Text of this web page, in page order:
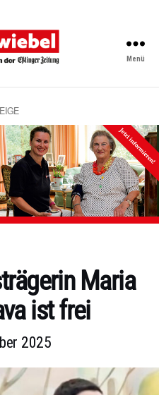
Vereinsforum
Eßlinger
Zeitung
Menü
Maria
ist frei
2025